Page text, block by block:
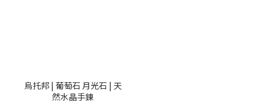
烏托邦 | 葡萄石 月光石 | 天
然水晶手鍊